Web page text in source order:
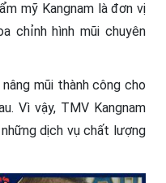
mỹ Kangnam là đơn vị
chỉnh hình mũi chuyên
mũi thành công cho
Vì vậy, TMV Kangnam
dịch vụ chất lượng